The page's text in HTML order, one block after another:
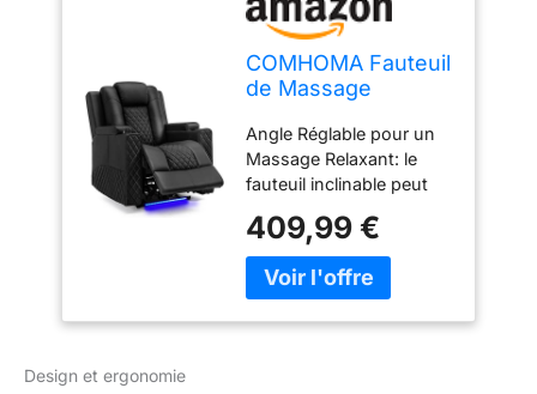
COMHOMA Fauteuil
de Massage
LED Sofa Châssis
Home Theater
Shake Rotating
Recliner Sofa with 2
Porte-gobelets Noir
Angle Réglable pour un
Massage Relaxant: le
fauteuil inclinable peut
165 degrés via la
télécommande, et vous
pouvez profiter d'un
409,99 €
Design et ergonomie